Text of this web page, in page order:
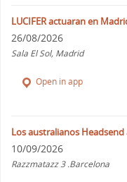
LUCIFER actuaran en
26/08/2026
Sala El Sol, Madrid
Open in app
Los australianos
10/09/2026
Razzmatazz 3 .Barcelona